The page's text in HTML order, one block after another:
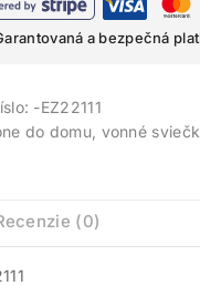
a bezpečná
-EZ22111
do domu, vonné
(0)